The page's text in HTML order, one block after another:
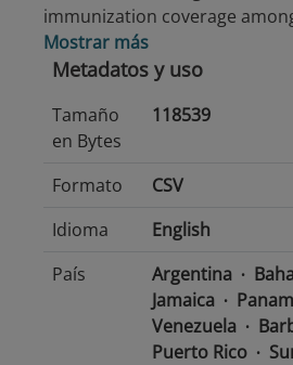
immunization coverage
Mostrar más
Metadatos y uso
Tamaño
en Bytes
118539
Formato
CSV
Idioma
English
País
Argentina
Jamaica
Venezuela
Puerto Rico